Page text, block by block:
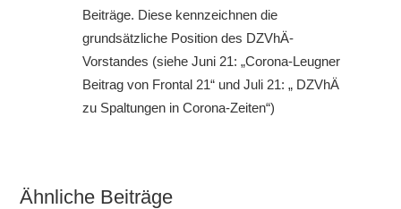
Beiträge. Diese kennzeichnen die
grundsätzliche Position des DZVhÄ-
Vorstandes (siehe Juni 21: „Corona-Leugner
Beitrag von Frontal 21“ und Juli 21: „ DZVhÄ
zu Spaltungen in Corona-Zeiten“)
Ähnliche Beiträge